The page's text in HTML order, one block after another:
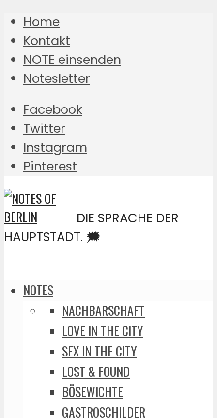
Home
Kontakt
NOTE einsenden
Notesletter
Facebook
Twitter
Instagram
Pinterest
DIE SPRACHE DER
HAUPTSTADT. 🗯️
NOTES
NACHBARSCHAFT
LOVE IN THE CITY
SEX IN THE CITY
LOST & FOUND
BÖSEWICHTE
GASTROSCHILDER